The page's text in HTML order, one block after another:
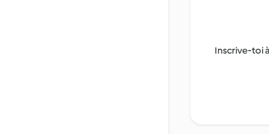
Inscrive-toi